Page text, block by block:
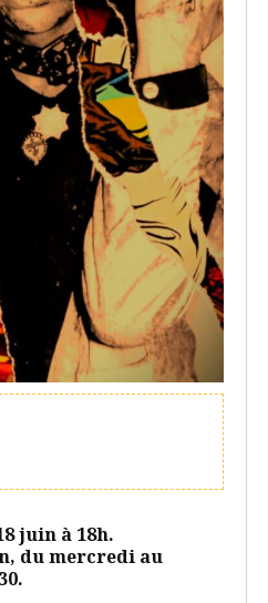
juin à 18h.
du mercredi au